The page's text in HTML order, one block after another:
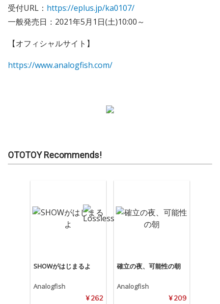
受付URL： https://eplus.jp/ka0107/
一般発売日：2021年5月1日(土)10:00～
【オフィシャルサイト】
https://www.analogfish.com/
OTOTOY Recommends!
SHOWがはじまるよ
Analogfish
¥ 262
確立の夜、可能性の朝
Analogfish
¥ 209